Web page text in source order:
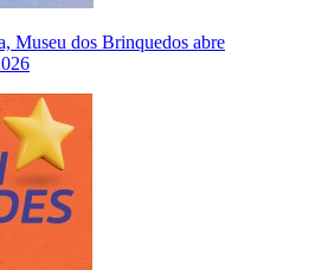
Museu dos Brinquedos abre